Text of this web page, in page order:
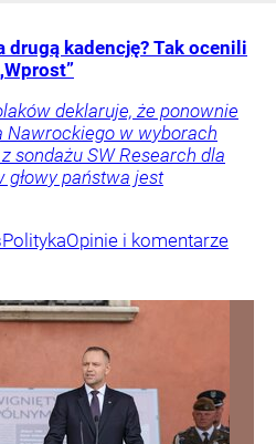
drugą kadencję? Tak ocenili
deklaruje, że ponownie
Nawrockiego w wyborach
sondażu SW Research dla
głowy państwa jest
PolitykaOpinie i komentarze